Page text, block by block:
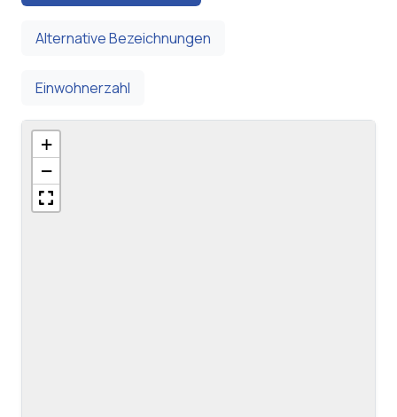
Alternative Bezeichnungen
Einwohnerzahl
+
−